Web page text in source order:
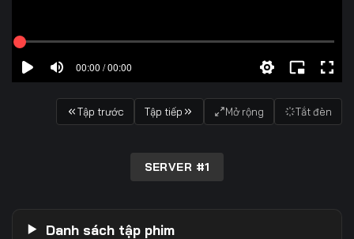
00:00 / 00:00
Tập trước Tập tiếp Mở rộng Tắt đèn
SERVER #1
Danh sách tập phim